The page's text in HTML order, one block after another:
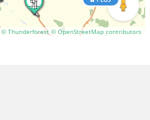
© Thunderforest © OpenStreetMap contributors